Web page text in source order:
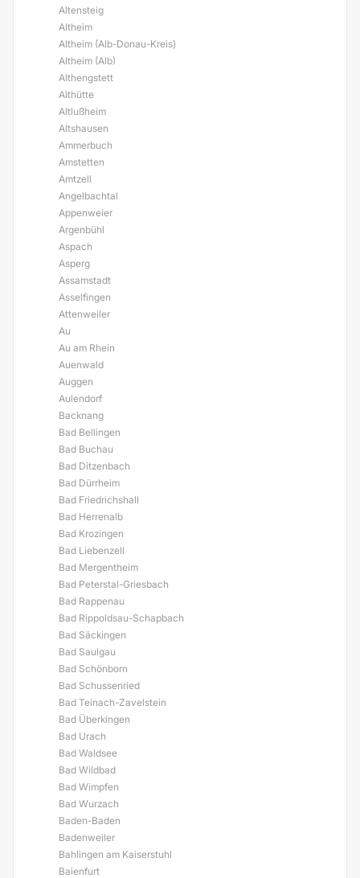
Altensteig
Altheim
Altheim (Alb-Donau-Kreis)
Altheim (Alb)
Althengstett
Althütte
Altlußheim
Altshausen
Ammerbuch
Amstetten
Amtzell
Angelbachtal
Appenweier
Argenbühl
Aspach
Asperg
Assamstadt
Asselfingen
Attenweiler
Au
Au am Rhein
Auenwald
Auggen
Aulendorf
Backnang
Bad Bellingen
Bad Buchau
Bad Ditzenbach
Bad Dürrheim
Bad Friedrichshall
Bad Herrenalb
Bad Krozingen
Bad Liebenzell
Bad Mergentheim
Bad Peterstal-Griesbach
Bad Rappenau
Bad Rippoldsau-Schapbach
Bad Säckingen
Bad Saulgau
Bad Schönborn
Bad Schussenried
Bad Teinach-Zavelstein
Bad Überkingen
Bad Urach
Bad Waldsee
Bad Wildbad
Bad Wimpfen
Bad Wurzach
Baden-Baden
Badenweiler
Bahlingen am Kaiserstuhl
Baienfurt